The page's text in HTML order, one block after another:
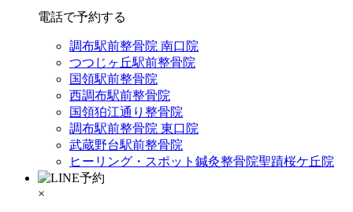
電話で予約する
調布駅前整骨院 南口院
つつじヶ丘駅前整骨院
国領駅前整骨院
西調布駅前整骨院
国領狛江通り整骨院
調布駅前整骨院 東口院
武蔵野台駅前整骨院
ヒーリング・スポット鍼灸整骨院聖蹟桜ケ丘院
×